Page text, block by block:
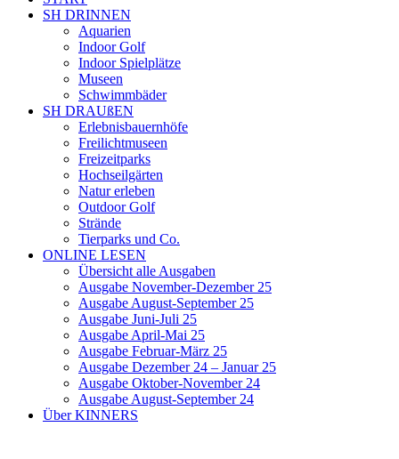
SH DRINNEN
Aquarien
Indoor Golf
Indoor Spielplätze
Museen
Schwimmbäder
SH DRAUßEN
Erlebnisbauernhöfe
Freilichtmuseen
Freizeitparks
Hochseilgärten
Natur erleben
Outdoor Golf
Strände
Tierparks und Co.
ONLINE LESEN
Übersicht alle Ausgaben
Ausgabe November-Dezember 25
Ausgabe August-September 25
Ausgabe Juni-Juli 25
Ausgabe April-Mai 25
Ausgabe Februar-März 25
Ausgabe Dezember 24 – Januar 25
Ausgabe Oktober-November 24
Ausgabe August-September 24
Über KINNERS